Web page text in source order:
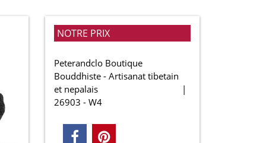
NOTRE PRIX
Peterandclo Boutique
Bouddhiste - Artisanat tibetain
et nepalais
26903 - W4